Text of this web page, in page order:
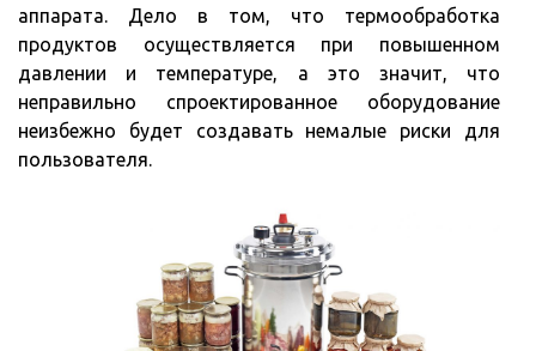
аппарата. Дело в том, что термообработка
продуктов осуществляется при повышенном
давлении и температуре, а это значит, что
неправильно спроектированное оборудование
неизбежно будет создавать немалые риски для
пользователя.